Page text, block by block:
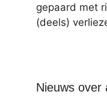
gepaard met
(deels)
Nieuws over